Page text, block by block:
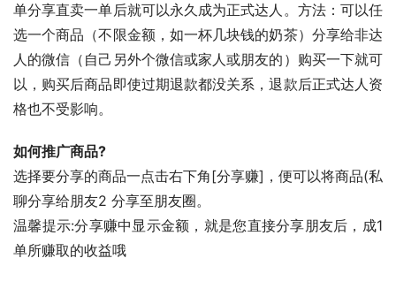
单分享直卖一单后就可以永久成为正式达人。方法：可以任
选一个商品（不限金额，如一杯几块钱的奶茶）分享给非达
人的微信（自己另外个微信或家人或朋友的）购买一下就可
以，购买后商品即使过期退款都没关系，退款后正式达人资
格也不受影响。
如何推广商品?
选择要分享的商品一点击右下角[分享赚]，便可以将商品(私
聊分享给朋友2 分享至朋友圈。
温馨提示:分享赚中显示金额，就是您直接分享朋友后，成1
单所赚取的收益哦